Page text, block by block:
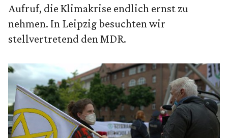
Aufruf, die Klimakrise endlich ernst zu
nehmen. In Leipzig besuchten wir
stellvertretend den MDR.